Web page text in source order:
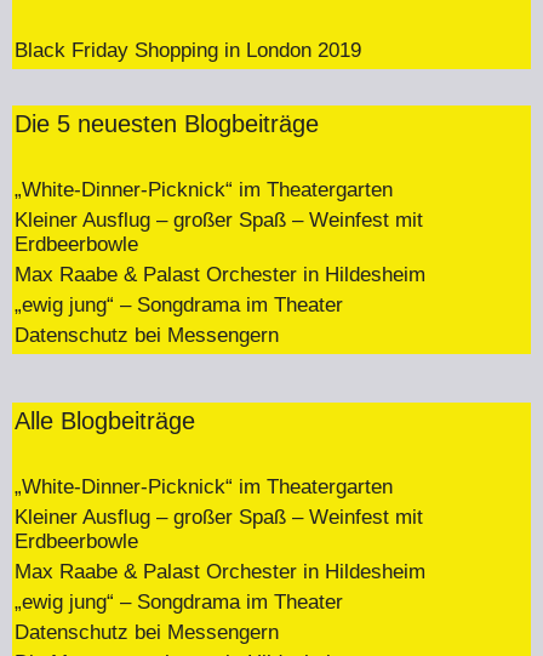
Black Friday Shopping in London 2019
Die 5 neuesten Blogbeiträge
„White-Dinner-Picknick“ im Theatergarten
Kleiner Ausflug – großer Spaß – Weinfest mit
Erdbeerbowle
Max Raabe & Palast Orchester in Hildesheim
„ewig jung“ – Songdrama im Theater
Datenschutz bei Messengern
Alle Blogbeiträge
„White-Dinner-Picknick“ im Theatergarten
Kleiner Ausflug – großer Spaß – Weinfest mit
Erdbeerbowle
Max Raabe & Palast Orchester in Hildesheim
„ewig jung“ – Songdrama im Theater
Datenschutz bei Messengern